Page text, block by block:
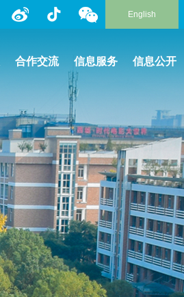
English
合作交流 信息服务 信息公开